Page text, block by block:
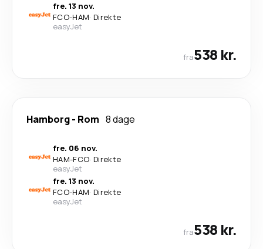
fre. 13 nov.
FCO-HAM· Direkte
easyJet
fra538 kr.
Hamborg- Rom 8 dage
fre. 06 nov.
HAM-FCO· Direkte
easyJet
fre. 13 nov.
FCO-HAM· Direkte
easyJet
fra538 kr.